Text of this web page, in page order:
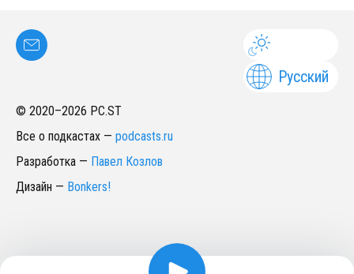
Русский
© 2020–2026 PC.ST
Все о подкастах — podcasts.ru
Разработка — Павел Козлов
Дизайн — Bonkers!